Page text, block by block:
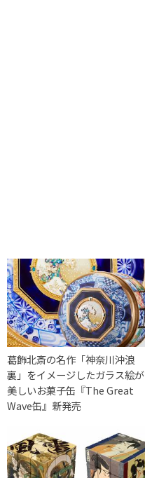
葛飾北斎の名作「神奈川沖浪
裏」をイメージしたガラス絵が
美しいお菓子缶『The Great
Wave缶』新発売